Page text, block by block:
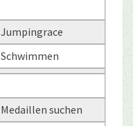
Jumpingrace
Schwimmen
Medaillen suchen